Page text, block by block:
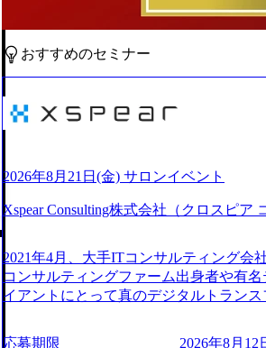
おすすめのセミナー
2026年8月21日(金) サロンイベント
Xspear Consulting株式会社（クロスピア
2021年4月、大手ITコンサルティング会
コンサルティングファーム出身者や有
イアントにとって真のデジタルトラン
力を持つDX時代において、20年以上に
応募期限
2026年8月12